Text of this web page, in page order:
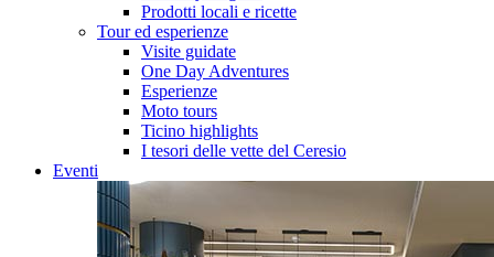
Prodotti locali e ricette
Tour ed esperienze
Visite guidate
One Day Adventures
Esperienze
Moto tours
Ticino highlights
I tesori delle vette del Ceresio
Eventi